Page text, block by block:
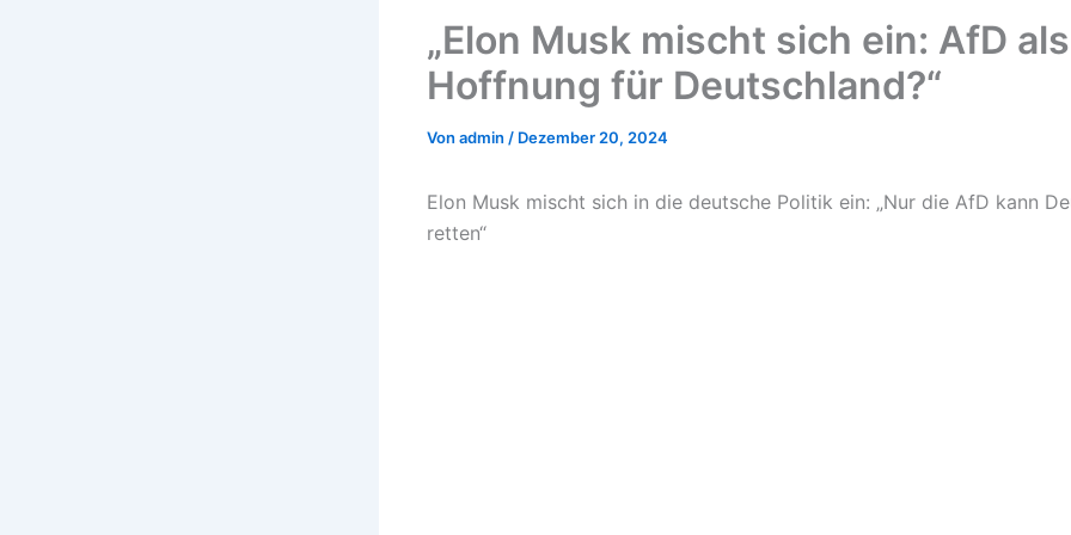
„Elon Musk mischt sich ein: AfD als
Hoffnung für Deutschland?“
Von admin / Dezember 20, 2024
Elon Musk mischt sich in die deutsche Politik ein: „Nur die AfD kann
retten“